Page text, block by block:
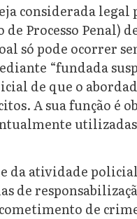
considerada legal
de Processo Penal)
só pode ocorrer
“fundada
de que o
A sua função é
da atividade
de
de